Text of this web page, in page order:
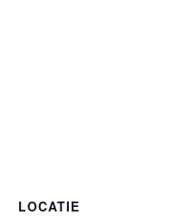
LOCATIE